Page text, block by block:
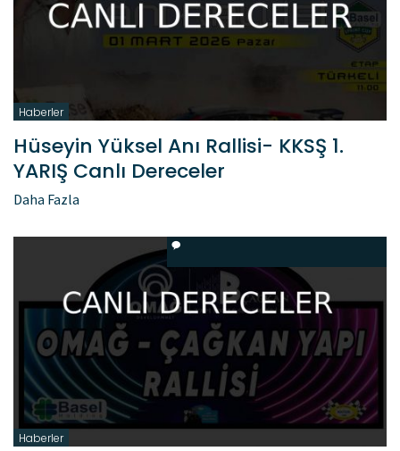
Haberler
Hüseyin Yüksel Anı Rallisi- KKSŞ 1.
YARIŞ Canlı Dereceler
Daha Fazla
Haberler